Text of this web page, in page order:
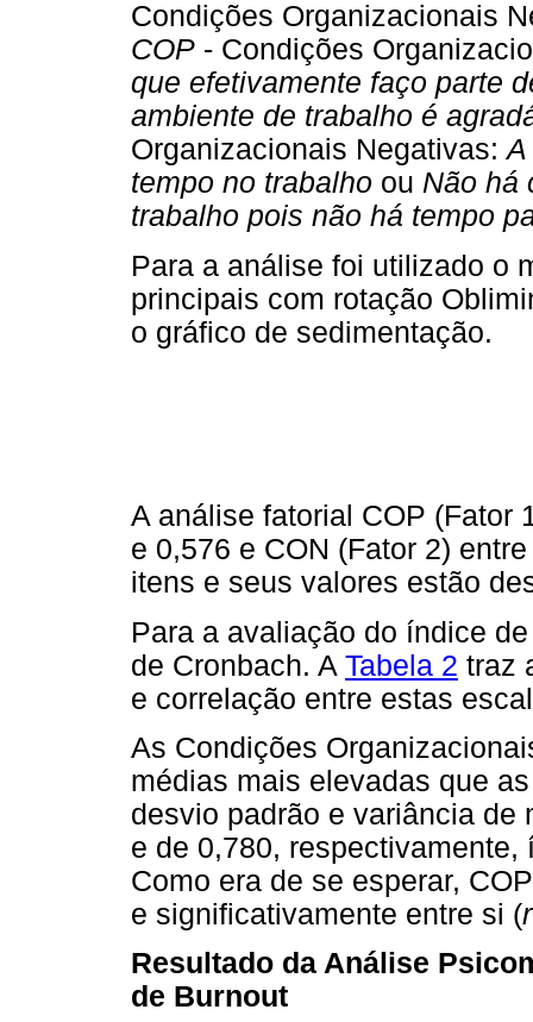
Condições Organizacionais
COP - Condições
que efetivamente faço parte
ambiente de trabalho é
Organizacionais Negativas:A
tempo no trabalho ou Não há
trabalho pois não há tempo
Para a análise foi utilizado o
principais com rotação
o gráfico de sedimentação.
A análise fatorial COP (Fator
e 0,576 e CON (Fator 2)
itens e seus valores estão
Para a avaliação do índice
de Cronbach. A Tabela 2 traz
e correlação entre estas
As Condições
médias mais elevadas que
desvio padrão e variância de
e de 0,780,
Como era de se esperar,
e significativamente entre si (
Resultado da Análise
de Burnout